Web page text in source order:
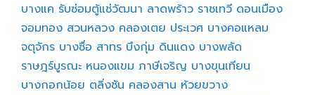
บางแค รับซ่อมตู้แช่วัฒนา ลาดพร้าว ราชเทวี ดอนเมือง
จอมทอง สวนหลวง คลองเตย ประเวศ บางคอแหลม
จตุจักร บางซื่อ สาทร บึงกุ่ม ดินแดง บางพลัด
ราษฎร์บูรณะ หนองแขม ภาษีเจริญ บางขุนเทียน
บางกอกน้อย ตลิ่งชัน คลองสาน ห้วยขวาง